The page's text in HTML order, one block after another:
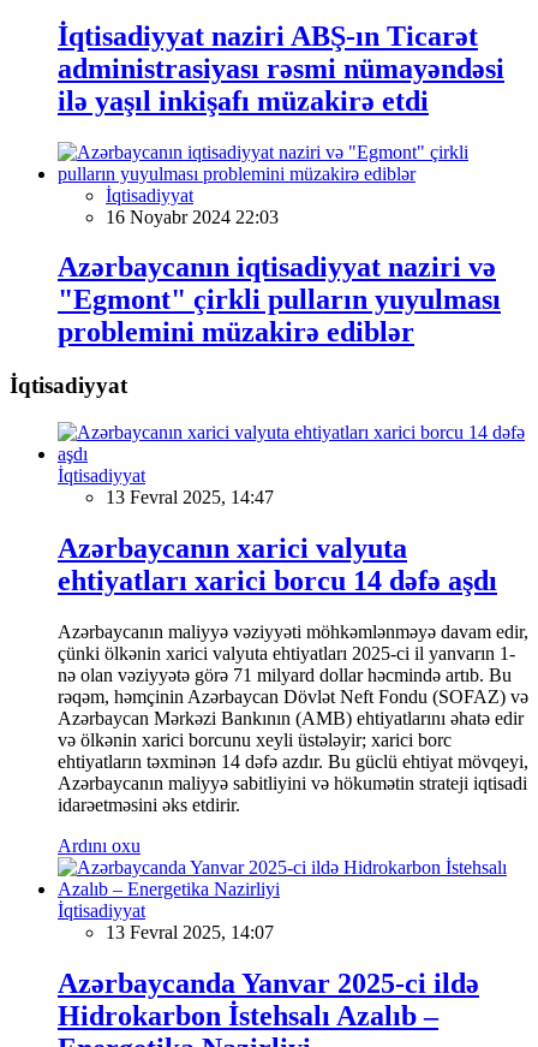
İqtisadiyyat naziri ABŞ-ın Ticarət
administrasiyası rəsmi nümayəndəsi
ilə yaşıl inkişafı müzakirə etdi
İqtisadiyyat
16 Noyabr 2024 22:03
Azərbaycanın iqtisadiyyat naziri və
"Egmont" çirkli pulların yuyulması
problemini müzakirə ediblər
İqtisadiyyat
İqtisadiyyat
13 Fevral 2025, 14:47
Azərbaycanın xarici valyuta
ehtiyatları xarici borcu 14 dəfə aşdı
Azərbaycanın maliyyə vəziyyəti möhkəmlənməyə davam edir,
çünki ölkənin xarici valyuta ehtiyatları 2025-ci il yanvarın 1-
nə olan vəziyyətə görə 71 milyard dollar həcmində artıb. Bu
rəqəm, həmçinin Azərbaycan Dövlət Neft Fondu (SOFAZ) və
Azərbaycan Mərkəzi Bankının (AMB) ehtiyatlarını əhatə edir
və ölkənin xarici borcunu xeyli üstələyir; xarici borc
ehtiyatların təxminən 14 dəfə azdır. Bu güclü ehtiyat mövqeyi,
Azərbaycanın maliyyə sabitliyini və hökumətin strateji iqtisadi
idarəetməsini əks etdirir.
Ardını oxu
İqtisadiyyat
13 Fevral 2025, 14:07
Azərbaycanda Yanvar 2025-ci ildə
Hidrokarbon İstehsalı Azalıb –